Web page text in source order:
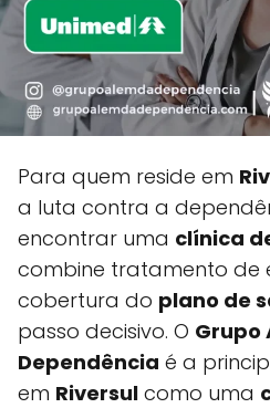
Para quem reside em
a luta contra a
encontrar uma clínica
combine tratamento de
cobertura do plano de
passo decisivo. O Grupo
Dependência é a
em Riversul como uma